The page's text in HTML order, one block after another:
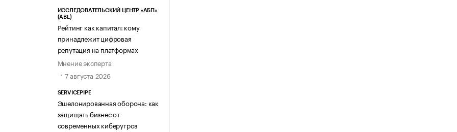
ИССЛЕДОВАТЕЛЬСКИЙ ЦЕНТР «АБП»
(ABL)
Рейтинг как капитал: кому
принадлежит цифровая
репутация на платформах
Мнение эксперта
7 августа 2026
SERVICEPIPE
Эшелонированная оборона: как
защищать бизнес от
современных киберугроз